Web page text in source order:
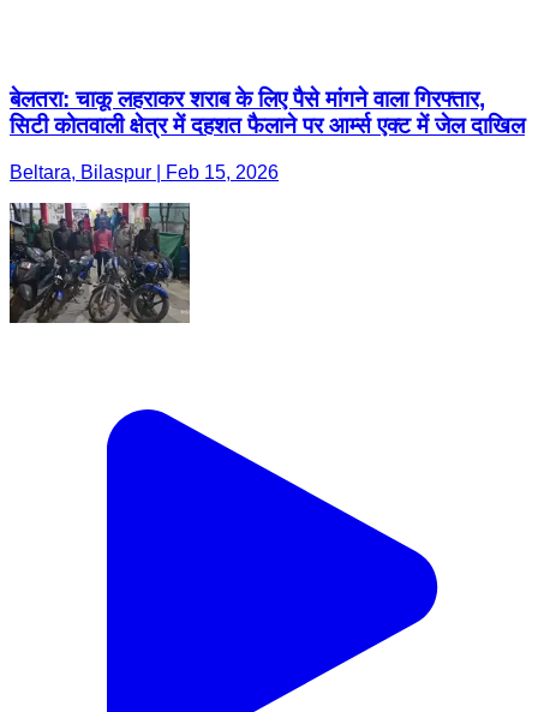
बेलतरा: चाकू लहराकर शराब के लिए पैसे मांगने वाला गिरफ्तार,
सिटी कोतवाली क्षेत्र में दहशत फैलाने पर आर्म्स एक्ट में जेल दाखिल
Beltara, Bilaspur | Feb 15, 2026